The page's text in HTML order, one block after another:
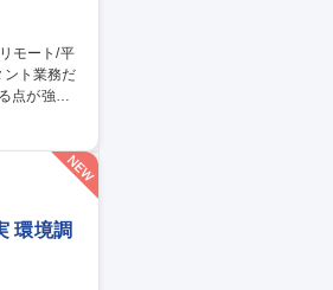
点が強み
環境調